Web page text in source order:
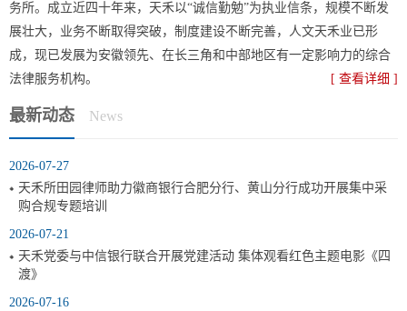
务所。成立近四十年来，天禾以“诚信勤勉”为执业信条，规模不断发
展壮大，业务不断取得突破，制度建设不断完善，人文天禾业已形
成，现已发展为安徽领先、在长三角和中部地区有一定影响力的综合
法律服务机构。
[ 查看详细 ]
最新动态 News
2026-07-27
天禾所田园律师助力徽商银行合肥分行、黄山分行成功开展集中采
购合规专题培训
2026-07-21
天禾党委与中信银行联合开展党建活动 集体观看红色主题电影《四
渡》
2026-07-16